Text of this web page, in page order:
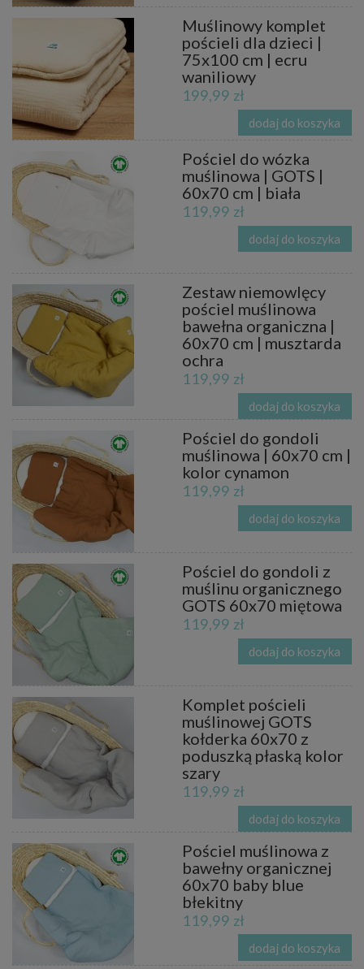
Muślinowy komplet
pościeli dla dzieci |
75x100 cm | ecru
waniliowy
199,99 zł
dodaj do koszyka
Pościel do wózka
muślinowa | GOTS |
60x70 cm | biała
119,99 zł
dodaj do koszyka
Zestaw niemowlęcy
pościel muślinowa
bawełna organiczna |
60x70 cm | musztarda
ochra
119,99 zł
dodaj do koszyka
Pościel do gondoli
muślinowa | 60x70 cm |
kolor cynamon
119,99 zł
dodaj do koszyka
Pościel do gondoli z
muślinu organicznego
GOTS 60x70 miętowa
119,99 zł
dodaj do koszyka
Komplet pościeli
muślinowej GOTS
kołderka 60x70 z
poduszką płaską kolor
szary
119,99 zł
dodaj do koszyka
Pościel muślinowa z
bawełny organicznej
60x70 baby blue
błekitny
119,99 zł
dodaj do koszyka